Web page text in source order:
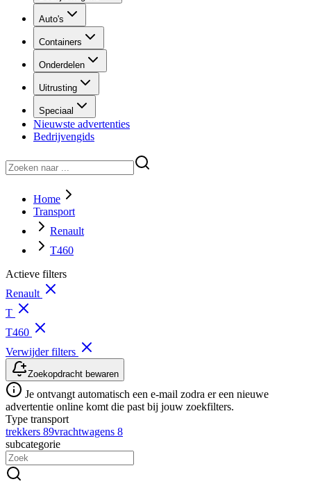
Auto's
Containers
Onderdelen
Uitrusting
Speciaal
Nieuwste advertenties
Bedrijvengids
Home
Transport
Renault
T460
Actieve filters
Renault
T
T460
Verwijder filters
Zoekopdracht bewaren
Je ontvangt automatisch een e-mail zodra er een nieuwe
advertentie online komt die past bij jouw zoekfilters.
Type transport
trekkers 89vrachtwagens 8
subcategorie